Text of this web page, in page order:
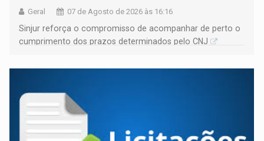
Geral 07 de Agosto de 2026 às 16:16
Sinjur reforça o compromisso de acompanhar de perto o
cumprimento dos prazos determinados pelo CNJ